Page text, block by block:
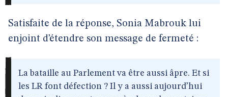
Satisfaite de la réponse, Sonia Mabrouk lui
enjoint d’étendre son message de fermeté :
La bataille au Parlement va être aussi âpre. Et si
les LR font défection ? Il y a aussi aujourd’hui